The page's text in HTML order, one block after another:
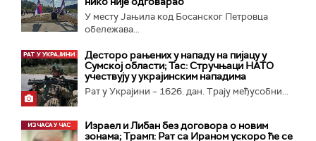
У месту Јањила код Босанског Петровца
обележава...
Десторо рањених у нападу на пијацу у
Сумској области; Тас: Стручњаци НАТО
учествују у украјинским нападима
Рат у Украјини – 1626. дан. Трају међусобни...
Израел и Либан без договора о новим
зонама; Трамп: Рат са Ираном ускоро ће се